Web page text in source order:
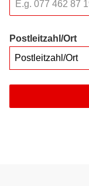
Postleitzahl/Ort
Postleitzahl/Ort